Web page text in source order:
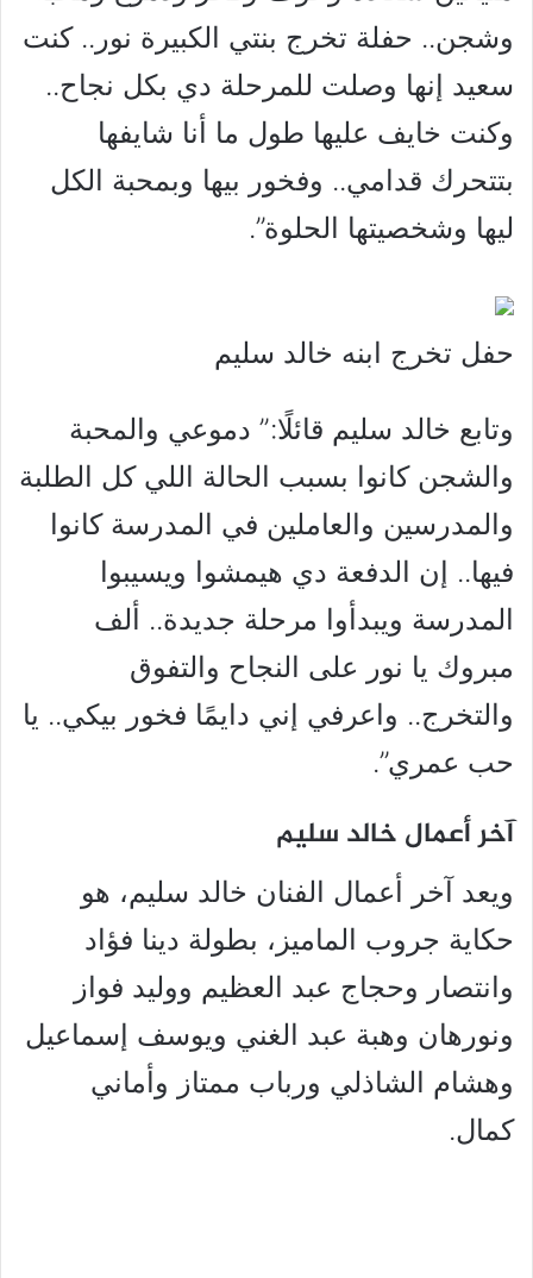
وشجن.. حفلة تخرج بنتي الكبيرة نور.. كنت
سعيد إنها وصلت للمرحلة دي بكل نجاح..
وكنت خايف عليها طول ما أنا شايفها
بتتحرك قدامي.. وفخور بيها وبمحبة الكل
ليها وشخصيتها الحلوة”.
حفل تخرج ابنه خالد سليم
وتابع خالد سليم قائلًا:” دموعي والمحبة
والشجن كانوا بسبب الحالة اللي كل الطلبة
والمدرسين والعاملين في المدرسة كانوا
فيها.. إن الدفعة دي هيمشوا ويسيبوا
المدرسة ويبدأوا مرحلة جديدة.. ألف
مبروك يا نور على النجاح والتفوق
والتخرج.. واعرفي إني دايمًا فخور بيكي.. يا
حب عمري”.
آخر أعمال خالد سليم
ويعد آخر أعمال الفنان خالد سليم، هو
حكاية جروب الماميز، بطولة دينا فؤاد
وانتصار وحجاج عبد العظيم ووليد فواز
ونورهان وهبة عبد الغني ويوسف إسماعيل
وهشام الشاذلي ورباب ممتاز وأماني
كمال.